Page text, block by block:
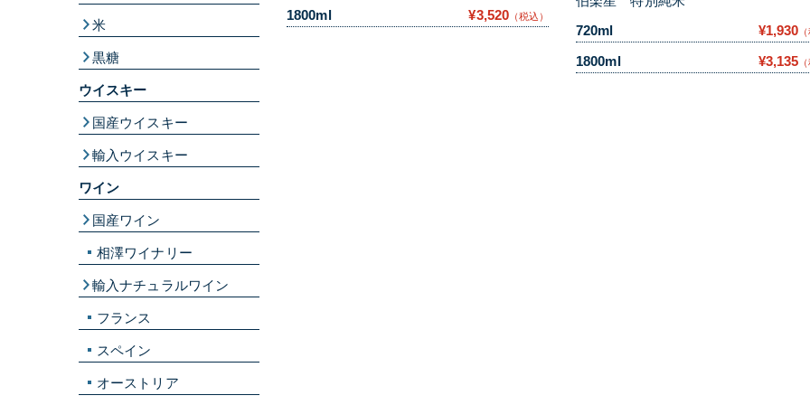
1800ml ¥3,520 （税込）
720ml
¥1,930
1800ml ¥3,135
米
黒糖
ウイスキー
国産ウイスキー
輸入ウイスキー
ワイン
国産ワイン
相澤ワイナリー
輸入ナチュラルワイン
フランス
スペイン
オーストリア